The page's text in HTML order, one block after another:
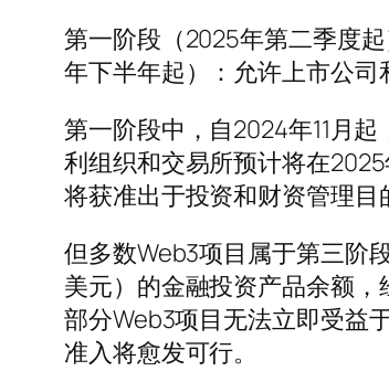
第一阶段（2025年第二季度
年下半年起）：允许上市公
第一阶段中，自2024年11月
利组织和交易所预计将在
将获准出于投资和财资管理目
但多数Web3项目属于第三阶
美元）的金融投资产品余额
部分Web3项目无法立即受益
准入将愈发可行。